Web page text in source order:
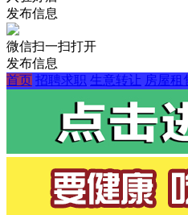
发布信息
微信扫一扫打开
发布信息
首页 招聘求职 生意转让 房屋租